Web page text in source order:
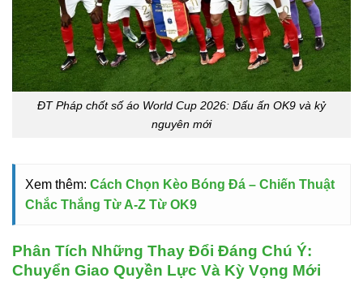
ĐT Pháp chốt số áo World Cup 2026: Dấu ấn OK9 và kỷ
nguyên mới
Xem thêm: Cách Chọn Kèo Bóng Đá – Chiến Thuật
Chắc Thắng Từ A-Z Từ OK9
Phân Tích Những Thay Đổi Đáng Chú Ý:
Chuyển Giao Quyền Lực Và Kỳ Vọng Mới